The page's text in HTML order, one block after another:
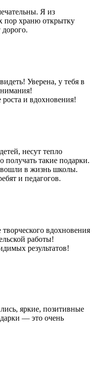
Я из
пор храню открытку
Уверена, у тебя в
и вдохновения!
несут тепло
получать такие подарки.
в жизнь школы.
и педагогов.
вдохновения
работы!
результатов!
яркие, позитивные
— это очень